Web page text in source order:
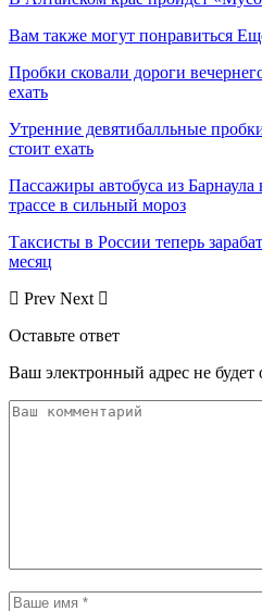
Вам также могут понравиться
Пробки сковали дороги
ехать
Утренние девятибалльные
стоит ехать
Пассажиры автобуса из Барнаула
трассе в сильный мороз
Таксисты в России теперь
месяц
Prev Next
Оставьте ответ
Ваш электронный адрес не будет